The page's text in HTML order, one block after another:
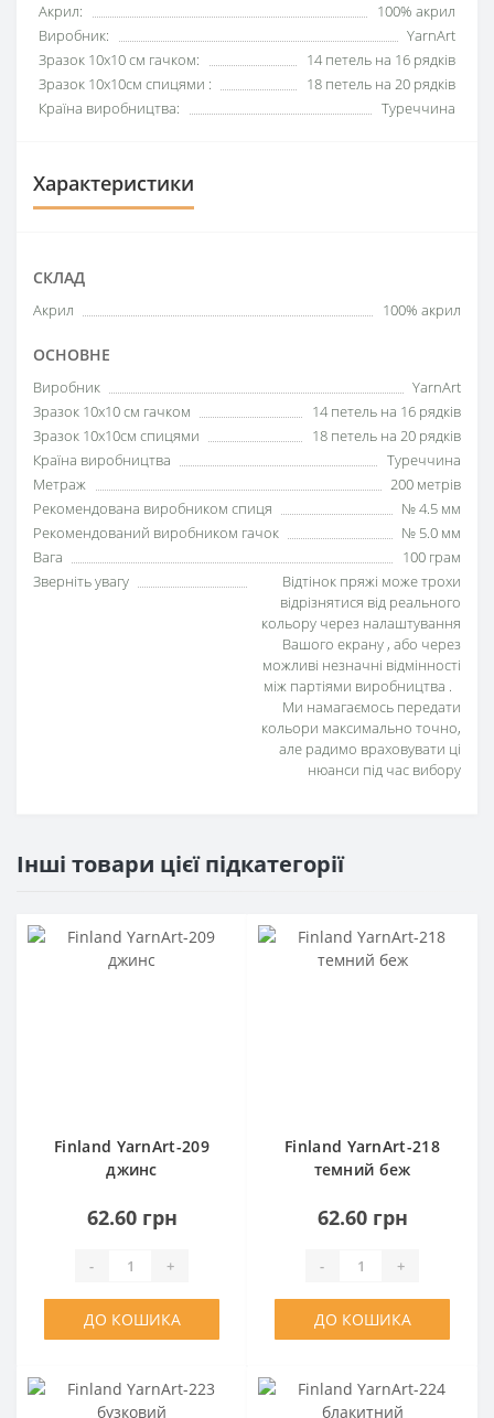
Акрил:
100% акрил
Виробник:
YarnArt
Зразок 10х10 см гачком:
14 петель на 16 рядків
Зразок 10х10см спицями :
18 петель на 20 рядків
Країна виробництва:
Туреччина
Характеристики
СКЛАД
Акрил 100% акрил
ОСНОВНЕ
Виробник
YarnArt
Зразок 10х10 см гачком
14 петель на 16 рядків
Зразок 10х10см спицями
18 петель на 20 рядків
Країна виробництва
Туреччина
Метраж
200 метрів
Рекомендована виробником спиця
№ 4.5 мм
Рекомендований виробником гачок
№ 5.0 мм
Вага
100 грам
Зверніть увагу
Відтінок пряжі може трохи
відрізнятися від реального
кольору через налаштування
Вашого екрану , або через
можливі незначні відмінності
між партіями виробництва .
Ми намагаємось передати
кольори максимально точно,
але радимо враховувати ці
нюанси під час вибору
Інші товари цієї підкатегорії
Finland YarnArt-209
джинс
62.60 грн
- +
ДО КОШИКА
Finland YarnArt-218
темний беж
62.60 грн
- +
ДО КОШИКА